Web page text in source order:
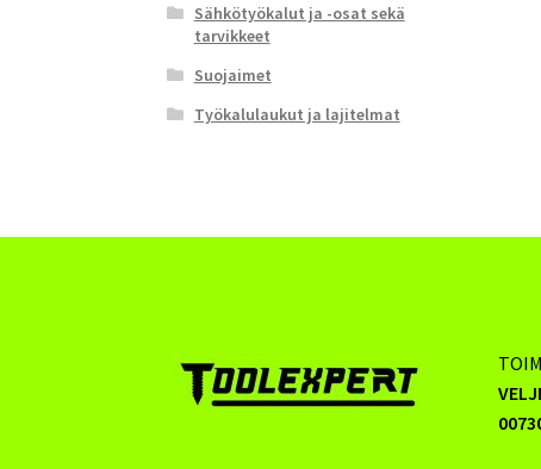
Sähkötyökalut ja -osat sekä
tarvikkeet
Suojaimet
Työkalulaukut ja lajitelmat